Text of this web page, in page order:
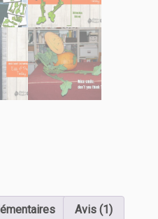
Avis (1)